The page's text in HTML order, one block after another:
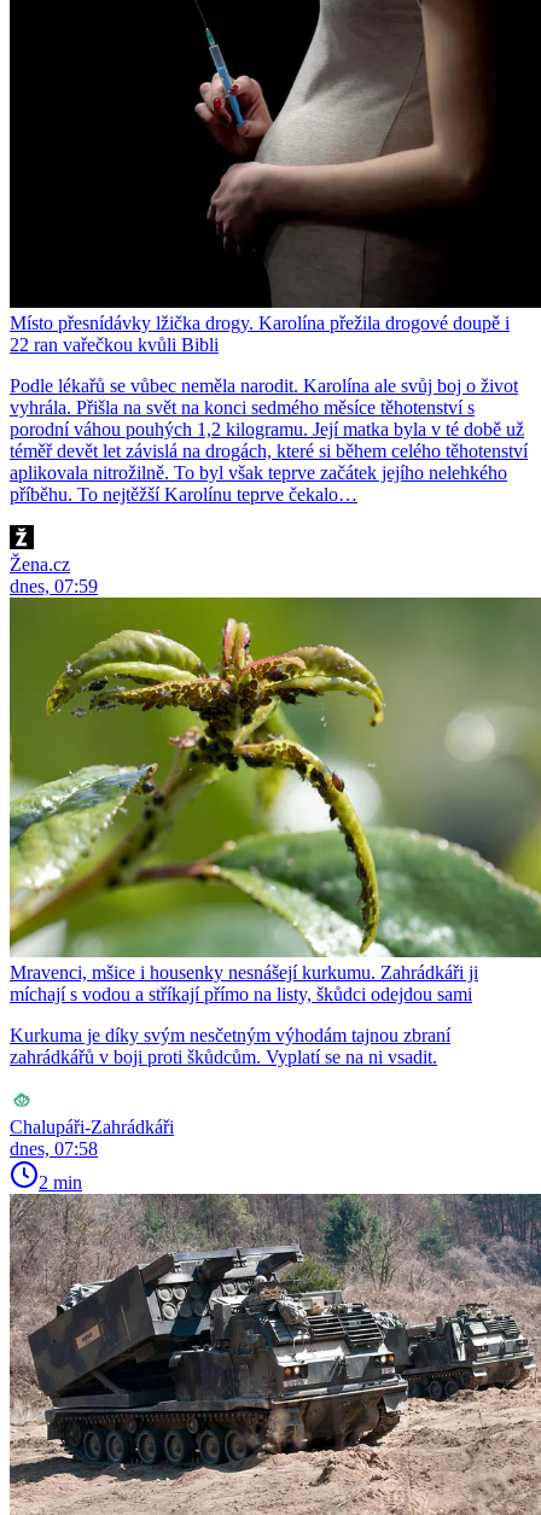
Místo přesnídávky lžička drogy. Karolína přežila drogové doupě i
22 ran vařečkou kvůli Bibli
Podle lékařů se vůbec neměla narodit. Karolína ale svůj boj o život
vyhrála. Přišla na svět na konci sedmého měsíce těhotenství s
porodní váhou pouhých 1,2 kilogramu. Její matka byla v té době už
téměř devět let závislá na drogách, které si během celého těhotenství
aplikovala nitrožilně. To byl však teprve začátek jejího nelehkého
příběhu. To nejtěžší Karolínu teprve čekalo…
Žena.cz
dnes, 07:59
Mravenci, mšice i housenky nesnášejí kurkumu. Zahrádkáři ji
míchají s vodou a stříkají přímo na listy, škůdci odejdou sami
Kurkuma je díky svým nesčetným výhodám tajnou zbraní
zahrádkářů v boji proti škůdcům. Vyplatí se na ni vsadit.
Chalupáři-Zahrádkáři
dnes, 07:58
2 min